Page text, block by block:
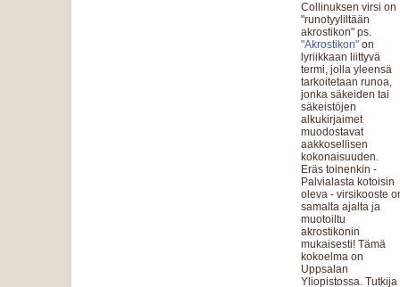
Collinuksen virsi on
"runotyyliltään
akrostikon" ps.
"Akrostikon"on
lyriikkaan liittyvä
termi, jolla yleensä
tarkoitetaan runoa,
jonka säkeiden tai
säkeistöjen
alkukirjaimet
muodostavat
aakkosellisen
kokonaisuuden.
Eräs toinenkin -
Palvialasta kotoisin
oleva - virsikooste
samalta ajalta ja
muotoiltu
akrostikonin
mukaisesti! Tämä
kokoelma on
Uppsalan
Yliopistossa. Tutkija